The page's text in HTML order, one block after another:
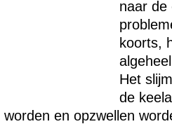
naar de
koorts,
Het
de
en opzwellen